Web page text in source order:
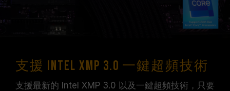
支援 Intel XMP 3.0 一鍵超頻技術
支援最新的 Intel XMP 3.0 以及一鍵超頻技術，只要